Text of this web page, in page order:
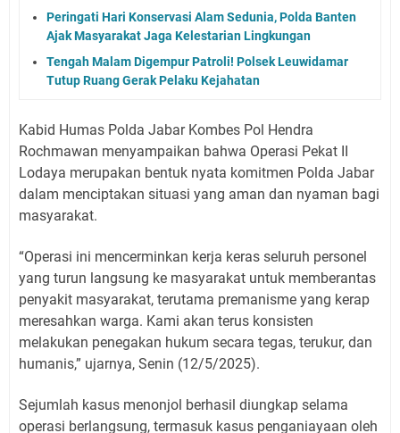
Peringati Hari Konservasi Alam Sedunia, Polda Banten
Ajak Masyarakat Jaga Kelestarian Lingkungan
Tengah Malam Digempur Patroli! Polsek Leuwidamar
Tutup Ruang Gerak Pelaku Kejahatan
Kabid Humas Polda Jabar Kombes Pol Hendra
Rochmawan menyampaikan bahwa Operasi Pekat II
Lodaya merupakan bentuk nyata komitmen Polda Jabar
dalam menciptakan situasi yang aman dan nyaman bagi
masyarakat.
“Operasi ini mencerminkan kerja keras seluruh personel
yang turun langsung ke masyarakat untuk memberantas
penyakit masyarakat, terutama premanisme yang kerap
meresahkan warga. Kami akan terus konsisten
melakukan penegakan hukum secara tegas, terukur, dan
humanis,” ujarnya, Senin (12/5/2025).
Sejumlah kasus menonjol berhasil diungkap selama
operasi berlangsung, termasuk kasus penganiayaan oleh